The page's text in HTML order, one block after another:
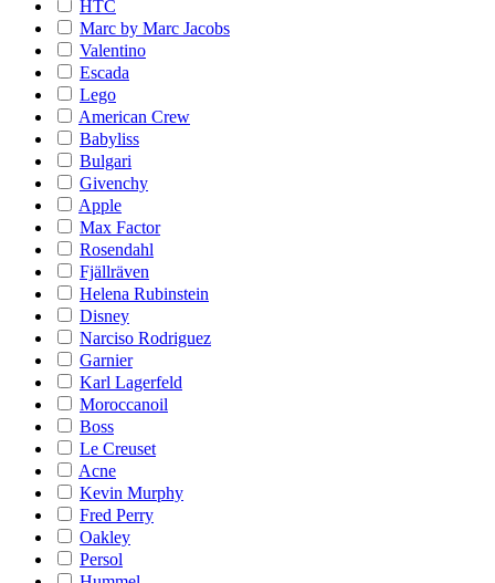
HTC
Marc by Marc Jacobs
Valentino
Escada
Lego
American Crew
Babyliss
Bulgari
Givenchy
Apple
Max Factor
Rosendahl
Fjällräven
Helena Rubinstein
Disney
Narciso Rodriguez
Garnier
Karl Lagerfeld
Moroccanoil
Boss
Le Creuset
Acne
Kevin Murphy
Fred Perry
Oakley
Persol